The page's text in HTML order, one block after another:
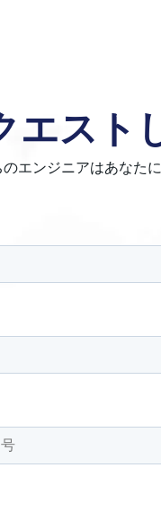
エスト
エンジニアはあなた